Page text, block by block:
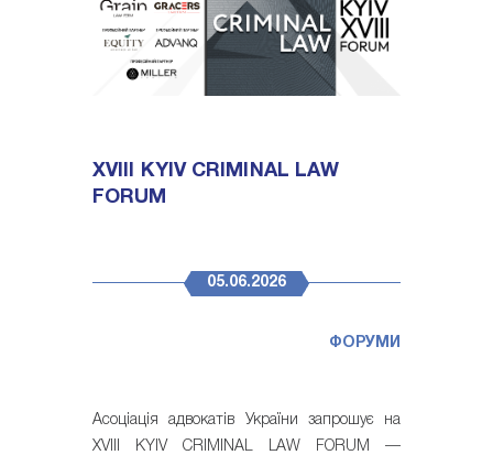
XVIII KYIV CRIMINAL LAW
FORUM
05.06.2026
ФОРУМИ
Асоціація адвокатів України запрошує на
XVIII KYIV CRIMINAL LAW FORUM —